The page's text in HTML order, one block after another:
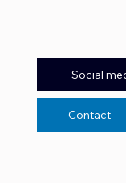
Social
Contact